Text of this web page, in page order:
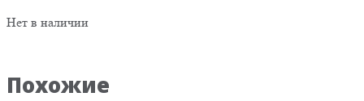
Нет в наличии
Похожие